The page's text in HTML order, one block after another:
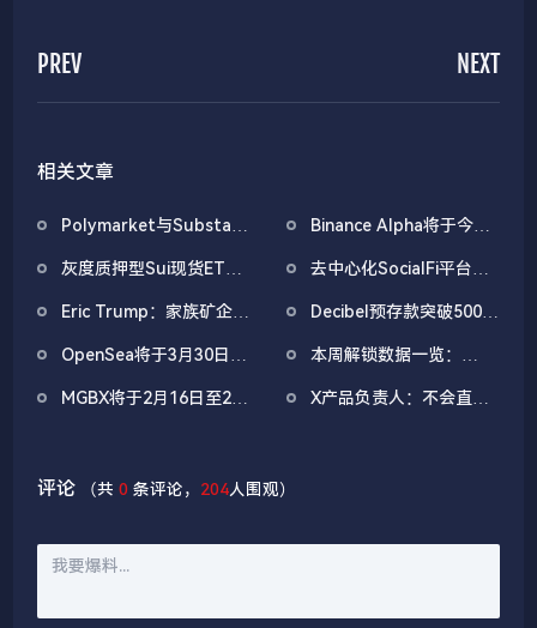
PREV NEXT
相关文章
Polymarket与Substack
数据至新闻内容
Binance Alpha将于今日
槛242分
灰度质押型Sui现货ETF
易
去中心化SocialFi平台
力市场
Eric Trump：家族矿企
储备量超6000枚
Decibel预存款突破5000
线
OpenSea将于3月30日通
展及发展方向
本周解锁数据一览：
将迎来一次性代币大额解
MGBX将于2月16日至21
X产品负责人：不会直接
评论 （共0 条评论， 204人围观）